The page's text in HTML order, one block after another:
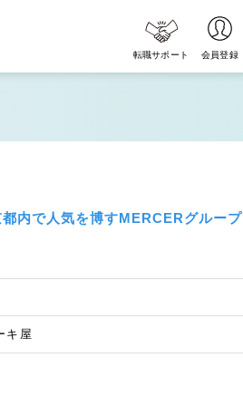
転職サポート 会員登録
内で人気を博すMERCERグルー
キ屋